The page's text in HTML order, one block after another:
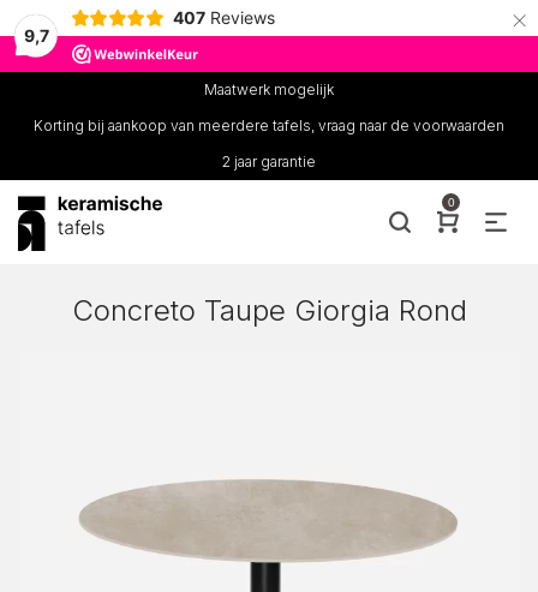
9,7
407 Reviews ×
Maatwerk mogelijk
Korting bij aankoop van meerdere tafels, vraag naar de voorwaarden
2 jaar garantie
0
Concreto Taupe Giorgia Rond